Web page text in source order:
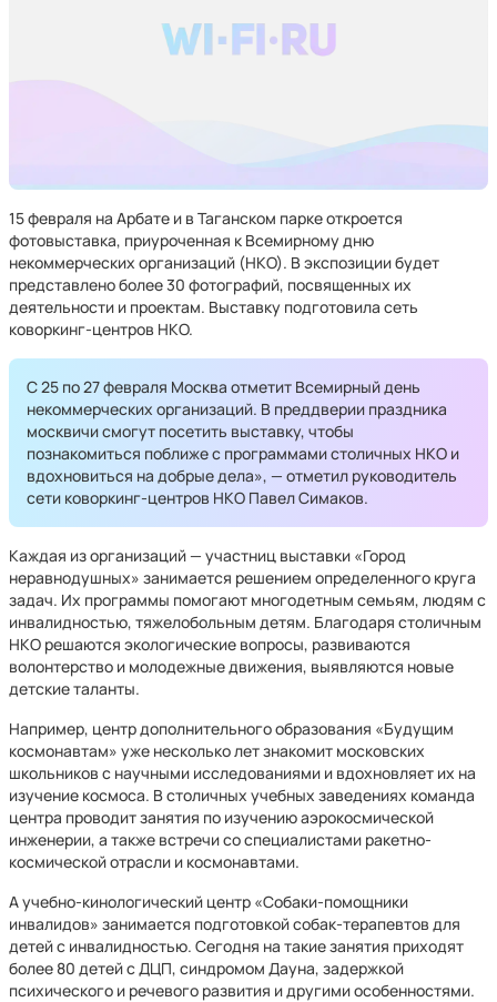
15 февраля на Арбате и в Таганском парке откроется
фотовыставка, приуроченная к Всемирному дню
некоммерческих организаций (НКО). В экспозиции будет
представлено более 30 фотографий, посвященных их
деятельности и проектам. Выставку подготовила сеть
коворкинг-центров НКО.
С 25 по 27 февраля Москва отметит Всемирный день
некоммерческих организаций. В преддверии праздника
москвичи смогут посетить выставку, чтобы
познакомиться поближе с программами столичных НКО и
вдохновиться на добрые дела», — отметил руководитель
сети коворкинг-центров НКО Павел Симаков.
Каждая из организаций — участниц выставки «Город
неравнодушных» занимается решением определенного круга
задач. Их программы помогают многодетным семьям, людям с
инвалидностью, тяжелобольным детям. Благодаря столичным
НКО решаются экологические вопросы, развиваются
волонтерство и молодежные движения, выявляются новые
детские таланты.
Например, центр дополнительного образования «Будущим
космонавтам» уже несколько лет знакомит московских
школьников с научными исследованиями и вдохновляет их на
изучение космоса. В столичных учебных заведениях команда
центра проводит занятия по изучению аэрокосмической
инженерии, а также встречи со специалистами ракетно-
космической отрасли и космонавтами.
А учебно-кинологический центр «Собаки-помощники
инвалидов» занимается подготовкой собак-терапевтов для
детей с инвалидностью. Сегодня на такие занятия приходят
более 80 детей с ДЦП, синдромом Дауна, задержкой
психического и речевого развития и другими особенностями.